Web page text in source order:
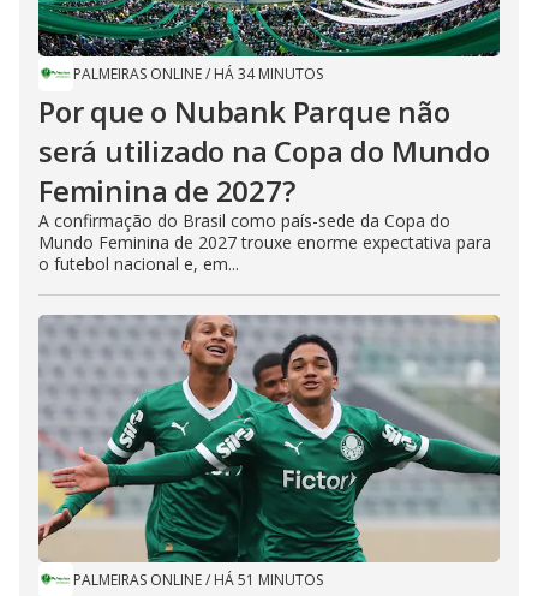
PALMEIRAS ONLINE/ HÁ 34 MINUTOS
Por que o Nubank Parque não
será utilizado na Copa do Mundo
Feminina de 2027?
A confirmação do Brasil como país-sede da Copa do
Mundo Feminina de 2027 trouxe enorme expectativa para
o futebol nacional e, em...
PALMEIRAS ONLINE/ HÁ 51 MINUTOS